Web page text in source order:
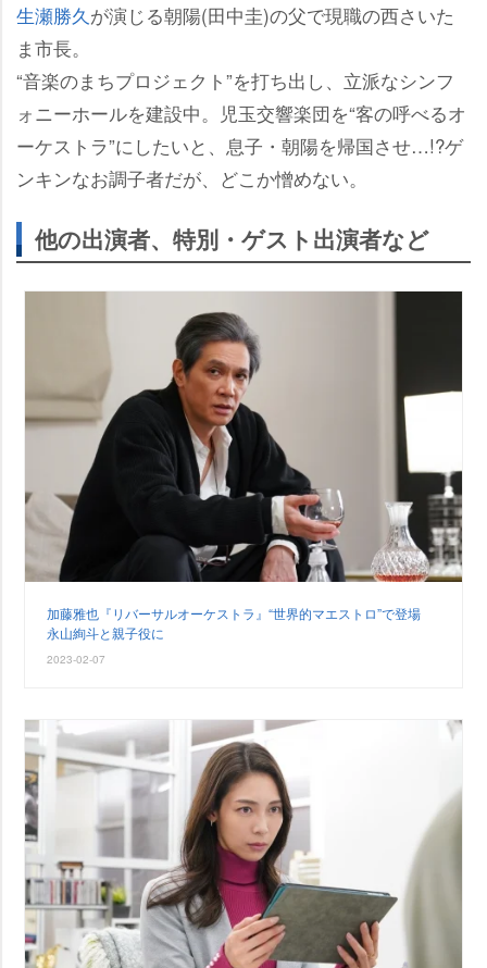
生瀬勝久が演じる朝陽(田中圭)の父で現職の西さいた
ま市長。
“音楽のまちプロジェクト”を打ち出し、立派なシンフ
ォニーホールを建設中。児玉交響楽団を“客の呼べるオ
ーケストラ”にしたいと、息子・朝陽を帰国させ…!?ゲ
ンキンなお調子者だが、どこか憎めない。
他の出演者、特別・ゲスト出演者など
加藤雅也『リバーサルオーケストラ』“世界的マエストロ”で登場
永山絢斗と親子役に
2023-02-07